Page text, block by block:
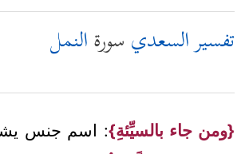
تفسير السعدي سورةالنمل
{ومن جاء بالسيِّئةِ}: اسم جنس